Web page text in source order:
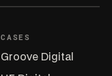
CASES
Groove Digital